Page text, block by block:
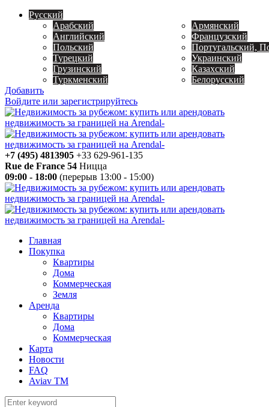
Русский
Арабский
Армянский
Английский
Французский
Польский
Португальский,
Турецкий
Украинский
Грузинский
Казахский
Туркменский
Белорусский
Добавить
Войдите или зарегистрируйтесь
+7 (495) 4813905 +33 629-961-135
Rue de France 54 Ницца
09:00 - 18:00 (перерыв 13:00 - 15:00)
Главная
Покупка
Квартиры
Дома
Коммерческая
Земля
Аренда
Квартиры
Дома
Коммерческая
Карта
Новости
FAQ
Aviav TM